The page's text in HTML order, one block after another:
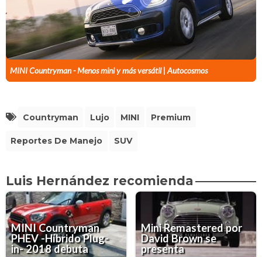
MINI Countryman - Menos mini y más versátil | Autocosmos
Countryman Lujo MINI Premium
Reportes De Manejo SUV
Luis Hernández recomienda
MINI Countryman
PHEV -Híbrido Plug-
in- 2018 debuta
Mini Remastered por
David Brown se
presenta